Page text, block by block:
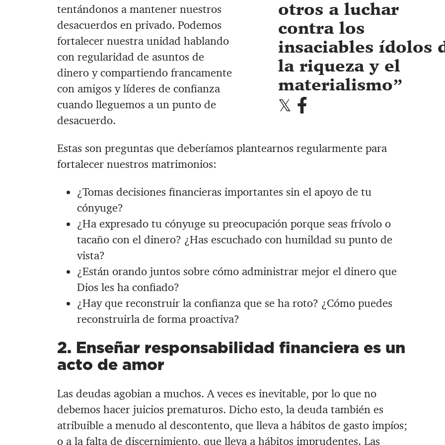
otros a luchar
contra los
insaciables ídolos
la riqueza y el
materialismo
tentándonos a mantener nuestros
desacuerdos en privado. Podemos
fortalecer nuestra unidad hablando
con regularidad de asuntos de
dinero y compartiendo francamente
con amigos y líderes de confianza
cuando lleguemos a un punto de
desacuerdo.
Estas son preguntas que deberíamos plantearnos regularmente para
fortalecer nuestros matrimonios:
¿Tomas decisiones financieras importantes sin el apoyo de tu
cónyuge?
¿Ha expresado tu cónyuge su preocupación porque seas frívolo o
tacaño con el dinero? ¿Has escuchado con humildad su punto de
vista?
¿Están orando juntos sobre cómo administrar mejor el dinero que
Dios les ha confiado?
¿Hay que reconstruir la confianza que se ha roto? ¿Cómo puedes
reconstruirla de forma proactiva?
2. Enseñar responsabilidad financiera es un
acto de amor
Las deudas agobian a muchos. A veces es inevitable, por lo que no
debemos hacer juicios prematuros. Dicho esto, la deuda también es
atribuible a menudo al descontento, que lleva a hábitos de gasto impíos;
o a la falta de discernimiento, que lleva a hábitos imprudentes. Las